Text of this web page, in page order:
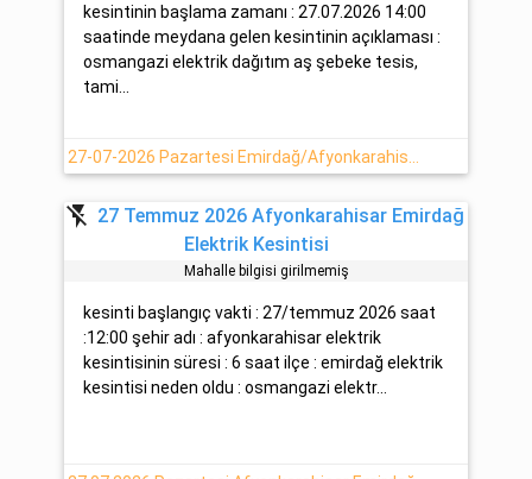
kesintinin başlama zamanı : 27.07.2026 14:00
saatinde meydana gelen kesintinin açıklaması :
osmangazi elektrik dağıtım aş şebeke tesis,
tami...
flash_off 27 Temmuz 2026 Afyonkarahisar Emirdağ
Elektrik Kesintisi
Mahalle bilgisi girilmemiş
kesinti başlangıç vakti : 27/temmuz 2026 saat
:12:00 şehir adı : afyonkarahisar elektrik
kesintisinin süresi : 6 saat ilçe : emirdağ elektrik
kesintisi neden oldu : osmangazi elektr...